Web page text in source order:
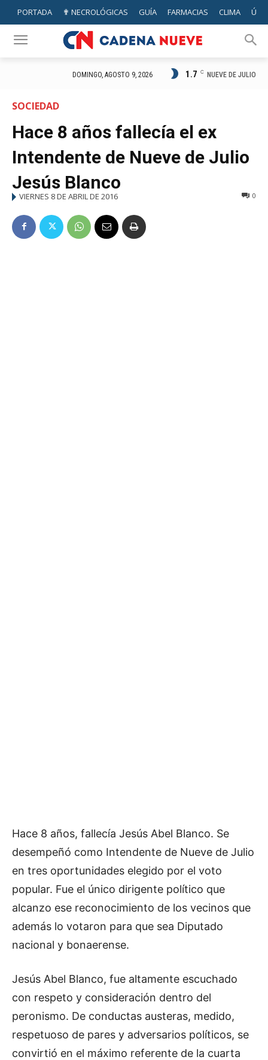
PORTADA ✟ NECROLÓGICAS GUÍA FARMACIAS CLIMA
DOMINGO, AGOSTO 9, 2026 1.7 C NUEVE DE JULIO
SOCIEDAD
Hace 8 años fallecía el ex
Intendente de Nueve de Julio
Jesús Blanco
VIERNES 8 DE ABRIL DE 2016 0
Hace 8 años, fallecía Jesús Abel Blanco. Se
desempeñó como Intendente de Nueve de Julio
en tres oportunidades elegido por el voto
popular. Fue el único dirigente político que
alcanzo ese reconocimiento de los vecinos que
además lo votaron para que sea Diputado
nacional y bonaerense.
Jesús Abel Blanco, fue altamente escuchado
con respeto y consideración dentro del
peronismo. De conductas austeras, medido,
respetuoso de pares y adversarios políticos, se
convirtió en el máximo referente de la cuarta